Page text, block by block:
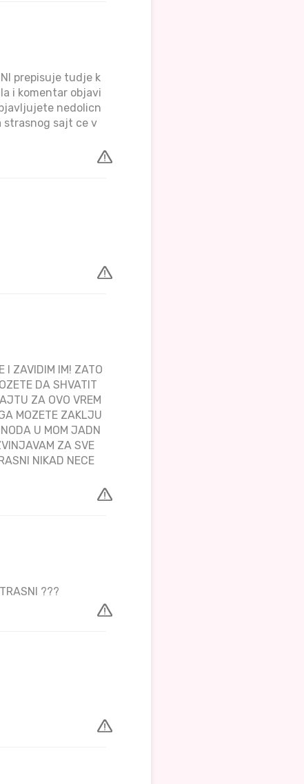
prepisuje tudje k
i komentar objavi
nedolicn
strasnog sajt ce v
I ZAVIDIM IM! ZATO
DA SHVATIT
ZA OVO VREM
MOZETE ZAKLJU
U MOM JADN
ZA SVE
NIKAD NECE
???